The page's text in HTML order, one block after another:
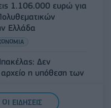
1.106.000 ευρώ για
Ελλάδα
Δεν
αρχείο η υπόθεση των
ΕΙΔΗΣΕΙΣ